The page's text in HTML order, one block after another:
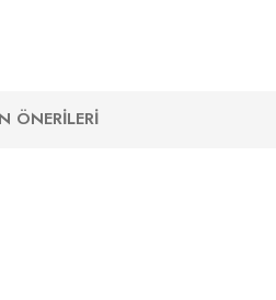
ÖNERILERI